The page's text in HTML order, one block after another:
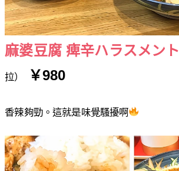
麻婆豆腐 痺辛ハラスメント
拉） ￥980
香辣夠勁。這就是味覺騷擾啊